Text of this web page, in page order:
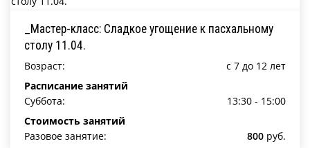
_Мастер-класс: Сладкое угощение к пасхальному
столу 11.04.
Возраст:
c 7 до 12 лет
Расписание занятий
Суббота:
13:30 - 15:00
Стоимость занятий
Разовое занятие:
800 руб.